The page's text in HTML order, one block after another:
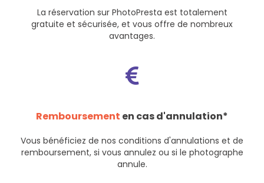
La réservation sur PhotoPresta est totalement
gratuite et sécurisée, et vous offre de nombreux
avantages.
Remboursement en cas d'annulation*
Vous bénéficiez de nos conditions d'annulations et de
remboursement, si vous annulez ou si le photographe
annule.